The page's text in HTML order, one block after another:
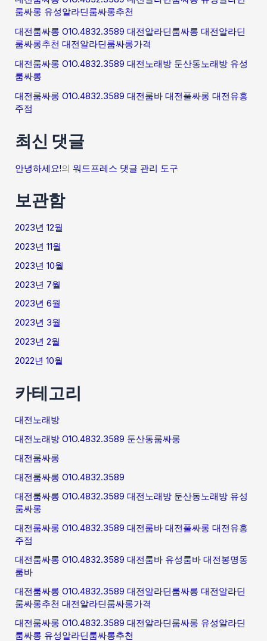
룸싸롱 유성알라딘룸싸롱추천
대전룸싸롱 O1O.4832.3589 대전알라딘룸싸롱 대전알라딘
룸싸롱추천 대전알라딘룸싸롱가격
대전룸싸롱 O1O.4832.3589 대전노래방 둔산동노래방 유성
룸싸롱
대전룸싸롱 O1O.4832.3589 대전룸바 대전풀싸롱 대전유흥
주점
최신 댓글
안녕하세요!의워드프레스 댓글 관리 도구
보관함
2023년 12월
2023년 11월
2023년 10월
2023년 7월
2023년 6월
2023년 3월
2023년 2월
2022년 10월
카테고리
대전노래방
대전노래방 O1O.4832.3589 둔산동룸싸롱
대전룸싸롱
대전룸싸롱 O1O.4832.3589
대전룸싸롱 O1O.4832.3589 대전노래방 둔산동노래방 유성
룸싸롱
대전룸싸롱 O1O.4832.3589 대전룸바 대전풀싸롱 대전유흥
주점
대전룸싸롱 O1O.4832.3589 대전룸바 유성룸바 대전봉명동
룸바
대전룸싸롱 O1O.4832.3589 대전알라딘룸싸롱 대전알라딘
룸싸롱추천 대전알라딘룸싸롱가격
대전룸싸롱 O1O.4832.3589 대전알라딘룸싸롱 유성알라딘
룸싸롱 유성알라딘룸싸롱추천